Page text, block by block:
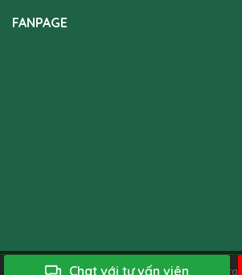
Chat với tư vấn viên
FANPAGE
Bản quyền của 4TFloral